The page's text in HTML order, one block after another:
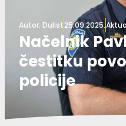
Autor: Dulist25.09.2025.
Načelnik
čestitku
policije